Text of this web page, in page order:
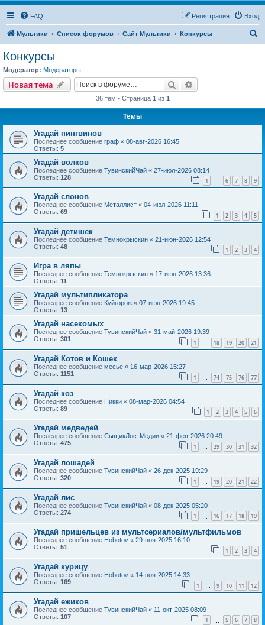
FAQ Вход
Регистрация
Мультики Список форумов Сайт Мультики Конкурсы
Конкурсы
Модератор: Модераторы
Новая тема Поиск
36 тем • Страница 1 из 1
Темы
Угадай пингвинов
Последнее сообщение граф « 08-авг-2026 16:45
Ответы: 5
Угадай волков
Последнее сообщение ТувинскийЧай « 27-июл-2026 08:14
Ответы: 128 1 6 7 8 9
Угадай слонов
Последнее сообщение Металлист « 04-июл-2026 11:11
Ответы: 69 1 2 3 4 5
Угадай детишек
Последнее сообщение Темнокрыскин « 21-июн-2026 12:54
Ответы: 48 1 2 3 4
Игра в ляпы
Последнее сообщение Темнокрыскин « 17-июн-2026 13:36
Ответы: 11
Угадай мультипликатора
Последнее сообщение Куйгорож « 07-июн-2026 19:45
Ответы: 13
Угадай насекомых
Последнее сообщение ТувинскийЧай « 31-май-2026 19:39
Ответы: 301 1 18 19 20 21
Угадай Котов и Кошек
Последнее сообщение месье « 16-мар-2026 15:27
Ответы: 1151 1 … 74 75 76 77
Угадай коз
Последнее сообщение Никки « 08-мар-2026 04:54
Ответы: 89 1 2 3 4 5 6
Угадай медведей
Последнее сообщение СыщикЛостМедии « 21-фев-2026 20:49
Ответы: 475 1 … 29 30 31 32
Угадай лошадей
Последнее сообщение ТувинскийЧай « 26-дек-2025 19:29
Ответы: 320 1 … 19 20 21 22
Угадай лис
Последнее сообщение ТувинскийЧай « 08-дек-2025 05:20
Ответы: 274 1 16 17 18 19
Угадай пришельцев из мультсериалов/мультфильмов
Последнее сообщение Hobotov « 29-ноя-2025 16:10
Ответы: 51 1 2 3 4
Угадай курицу
Последнее сообщение Hobotov « 14-ноя-2025 14:33
Ответы: 169 1 … 9 10 11 12
Угадай ежиков
Последнее сообщение ТувинскийЧай « 11-окт-2025 08:09
Ответы: 107 1 5 6 7 8